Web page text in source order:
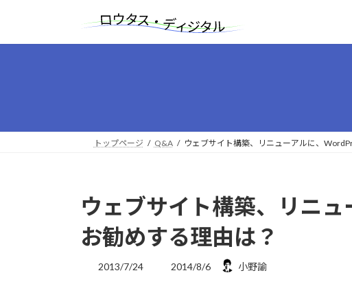
テ
ゲ
トップページ Q&A ウェブサイト構築、リニューアルに、
ウェブサイト構築、リニ
お勧めする理由は？
2013/7/24
最
2014/8/6 小野諭